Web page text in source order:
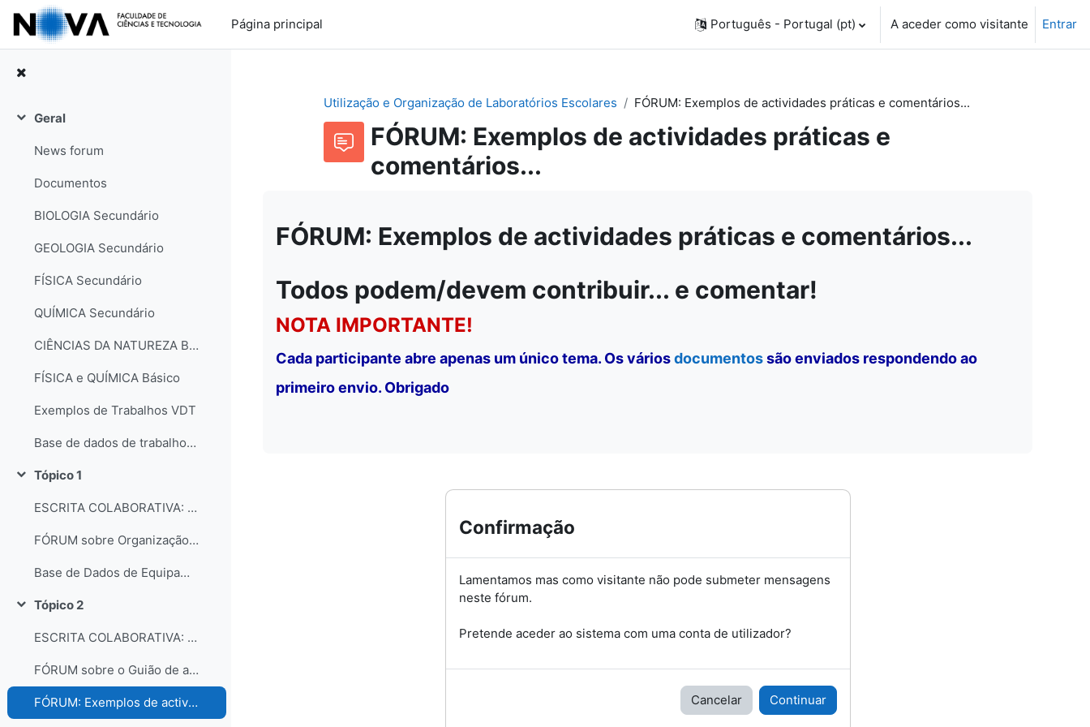
Ir para o conteúdo principal
Página principal
Português - Portugal ‎(pt)‎ A aceder como visitante Entrar
Contrair
Geral
News forum
Documentos
BIOLOGIA Secundário
GEOLOGIA Secundário
FÍSICA Secundário
QUÍMICA Secundário
CIÊNCIAS DA NATUREZA Básico
FÍSICA e QUÍMICA Básico
Exemplos de Trabalhos VDT
Base de dados de trabalhos dos participantes do curso
Contrair
Tópico 1
ESCRITA COLABORATIVA: Organização dos laboratórios
FÓRUM sobre Organização e gestão dos laboratórios escolares
Base de Dados de Equipamentos e Consumíveis dos Laboratórios
Contrair
Tópico 2
ESCRITA COLABORATIVA: Guião de Actividade Prática
FÓRUM sobre o Guião de actividades práticas
FÓRUM: Exemplos de actividades práticas e comentários...
Utilização e Organização de Laboratórios Escolares FÓRUM: Exemplos de actividades práticas e comentários...
FÓRUM: Exemplos de actividades práticas e
comentários...
FÓRUM: Exemplos de actividades práticas e comentários...
Todos podem/devem contribuir... e comentar!
NOTA IMPORTANTE!
Cada participante abre apenas um único tema. Os váriosdocumentossão enviados respondendo ao
primeiro envio. Obrigado
Confirmação
Lamentamos mas como visitante não pode submeter mensagens
neste fórum.
Pretende aceder ao sistema com uma conta de utilizador?
Cancelar Continuar